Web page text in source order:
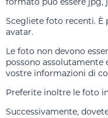
Scegliete foto recenti.
avatar.
Le foto non devono
possono assolutamente
vostre informazioni di
Preferite inoltre le foto
Successivamente,